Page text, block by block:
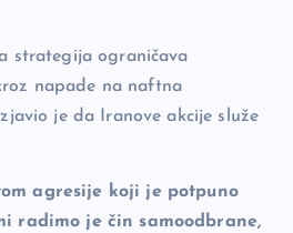
strategija ograničava
napade na naftna
je da Iranove akcije služe
agresije koji je potpuno
radimo je čin samoodbrane,